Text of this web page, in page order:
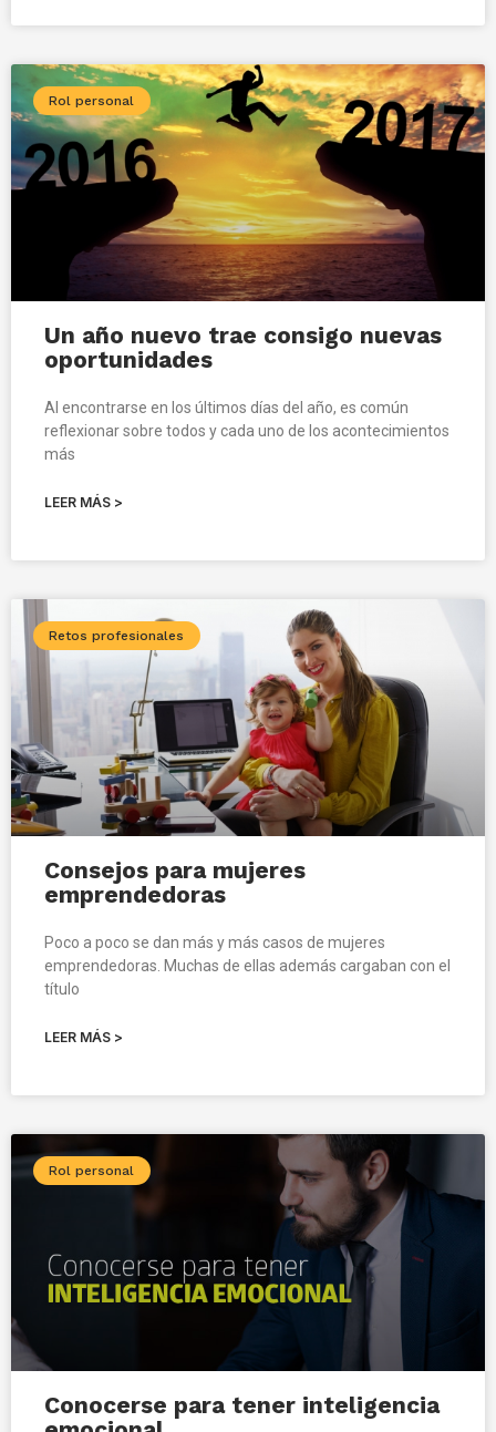
Rol personal
Un año nuevo trae consigo nuevas
oportunidades
Al encontrarse en los últimos días del año, es común
reflexionar sobre todos y cada uno de los acontecimientos
más
LEER MÁS >
Retos profesionales
Consejos para mujeres
emprendedoras
Poco a poco se dan más y más casos de mujeres
emprendedoras. Muchas de ellas además cargaban con el
título
LEER MÁS >
Rol personal
Conocerse para tener inteligencia